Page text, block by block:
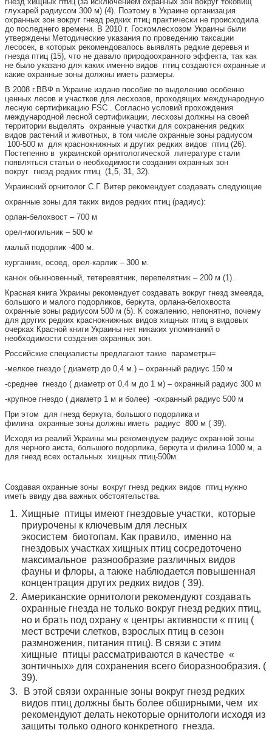
глухарей радиусом 300 м) (4). Поэтому в Украине организация
охранных зон вокруг гнезд редких птиц практически не происходила
до последнего времени. В 2010 г. Госкомлесхозом Украины были
утверждены Методические указания по проведению таксации
лесосек, в которых рекомендовалось выявлять редкие деревья и
гнезда птиц (15), что не давало природоохранного эффекта, так как
не было указано для каких именно видов птиц создаются охранные и
какие охранные зоны должны иметь размеры.
В 2008 г.ВВФ в Украине издано пособие по выделению особенно
ценных лесов и участков для лесхозов, проходящих международную
лесную сертификацию FSC . Согласно условий прохождения
международной лесной сертификации, лесхозы должны на своей
территории выделять охранные участки для сохранения редких
видов растений и животных, в том числе охранные зоны радиусом
100-500 м для краснокнижных и других редких видов птиц (26).
Постепенно в украинской орнитологической литературе стали
появляться статьи о необходимости создания охранных зон
вокруг гнезд редких птиц (1,5, 31, 32).
Украинский орнитолог С.Г. Витер рекомендует создавать следующие
охранные зоны для таких видов редких птиц (радиус):
орлан-белохвост – 700 м
орел-могильник – 500 м
малый подорлик -400 м.
курганник, осоед, орел-карлик – 300 м.
канюк обыкновенный, тетеревятник, перепелятник – 200 м (1).
Красная книга Украины рекомендует создавать вокруг гнезд змееяда,
большого и малого подорликов, беркута, орлана-белохвоста
охранные зоны радиусом 500 м (5). К сожалению, непонятно, почему
для других редких краснокнижных видов хищных птиц в видовых
очерках Красной книги Украины нет никаких упоминаний о
необходимости создания охранных зон.
Российские специалисты предлагают такие параметры=
-мелкое гнездо ( диаметр до 0,4 м.) – охранный радиус 150 м
-среднее гнездо ( диаметр от 0,4 м до 1 м) – охранный радиус 300 м
-крупное гнездо ( диаметр 1 м и более) -охранный радиус 500 м
При этом для гнезд беркута, большого подорлика и
филина охранные зоны должны иметь радиус 800 м ( 39).
Исходя из реалий Украины мы рекомендуем радиус охранной зоны
для черного аиста, большого подорлика, беркута и филина 1000 м, а
для гнезд всех остальных хищных птиц-500м.
Создавая охранные зоны вокруг гнезд редких видов птиц нужно
иметь ввиду два важных обстоятельства.
Хищные птицы имеют гнездовые участки, которые
приурочены к ключевым для лесных
экосистем биотопам. Как правило, именно на
гнездовых участках хищных птиц сосредоточено
максимальное разнообразие различных видов
фауны и флоры, а также наблюдается повышенная
концентрация других редких видов ( 39).
Американские орнитологи рекомендуют создавать
охранные гнезда не только вокруг гнезд редких птиц,
но и брать под охрану « центры активности « птиц (
мест встречи слетков, взрослых птиц в сезон
размножения, питания птиц). В связи с этим
хищные птицы рассматриваются в качестве «
зонтичных» для сохранения всего биоразнообразия. (
39).
В этой связи охранные зоны вокруг гнезд редких
видов птиц должны быть более обширными, чем их
рекомендуют делать некоторые орнитологи исходя из
защиты только одного конкретного гнезда.